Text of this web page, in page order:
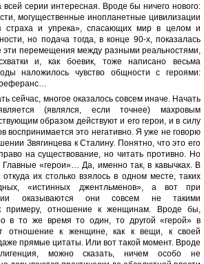
всей серии интересная. Вроде бы ничего нового:
могущественные инопланетные цивилизации
страха и упрека», спасающих мир в целом и
но подача тогда, в конце 90-х, показалась
эти перемещения между разными реальностями,
и, как боевик, тоже написано весьма
наложилось чувство общности с героями:
сейчас, многое оказалось совсем иначе. Начать
(являлся, если точнее) махровым
образом действуют и его герои, и в силу
воспринимается это негативно. Я уже не говорю
Звягинцева к Сталину. Понятно, что это его
на существование, но читать противно. Но
«герои»… Да, именно так, в кавычках. В
их столько взялось в одном месте, таких
«истинных джентльменов», а вот при
оказываются они совсем не такими
примеру, отношение к женщинам. Вроде бы,
в то же время то один, то другой «герой» в
отношение к женщине, как к вещи, к своей
прямые цитаты. Или вот такой момент. Вроде
можно сказать, ничем особо не